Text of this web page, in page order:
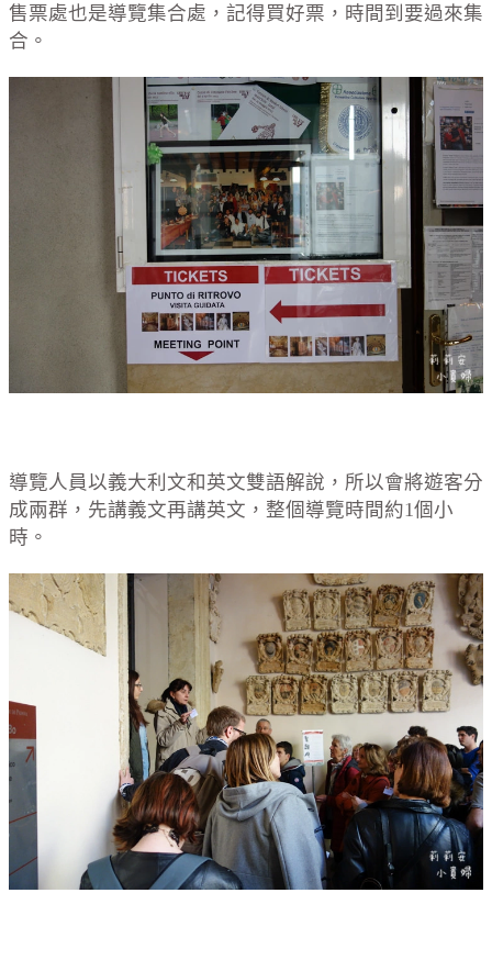
售票處也是導覽集合處，記得買好票，時間到要過來集
合。
導覽人員以義大利文和英文雙語解說，所以會將遊客分
成兩群，先講義文再講英文，整個導覽時間約1個小
時。